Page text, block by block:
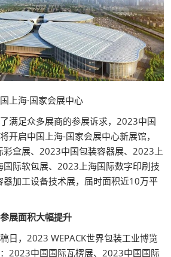
上海·国家会展中心
满足众多展商的参展诉求，2023中国
开启中国上海-国家会展中心新展馆，
盒展、2023中国包装容器展、2023上
际软包展、2023上海国际数字印刷技
加工设备技术展，届时面积近10万平
展面积大幅提升
日，2023 WEPACK世界包装工业博览
2023中国国际瓦楞展、2023中国国际